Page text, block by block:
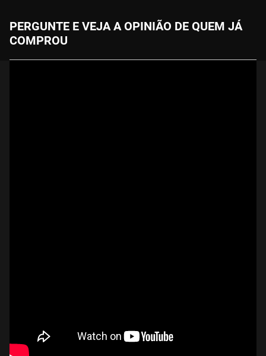
PERGUNTE E VEJA A OPINIÃO DE QUEM JÁ
COMPROU